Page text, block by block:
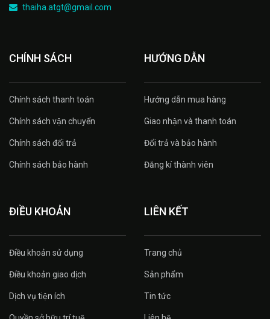
thaiha.atgt@gmail.com
CHÍNH SÁCH
Chính sách thanh toán
Chính sách vận chuyển
Chính sách đổi trả
Chính sách bảo hành
HƯỚNG DẪN
Hướng dẫn mua hàng
Giao nhận và thanh toán
Đổi trả và bảo hành
Đăng kí thành viên
ĐIỀU KHOẢN
Điều khoản sử dụng
Điều khoản giao dịch
Dịch vụ tiện ích
LIÊN KẾT
Trang chủ
Sản phẩm
Tin tức